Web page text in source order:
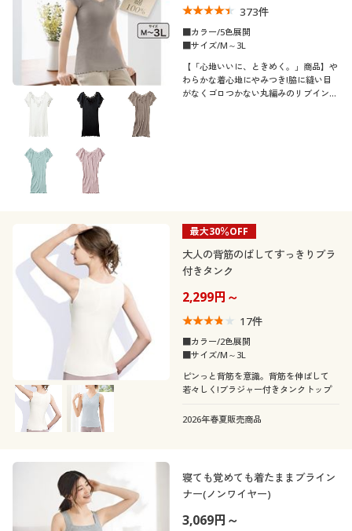
373件
■カラー/5色展開
■サイズ/M～3L
【「心地いいに、ときめく。」商品】や
わらかな着心地にやみつき!脇に縫い目
がなくゴロつかない丸編みのリブインナ
最大30％OFF
大人の背筋のばしてすっきりブラ
付きタンク
2,299円～
17件
■カラー/2色展開
■サイズ/M～3L
ピンっと背筋を意識。背筋を伸ばして
若々しく!ブラジャー付きタンクトップ
2026年春夏販売商品
寝ても覚めても着たままブライン
ナー(ノンワイヤー)
3,069円～